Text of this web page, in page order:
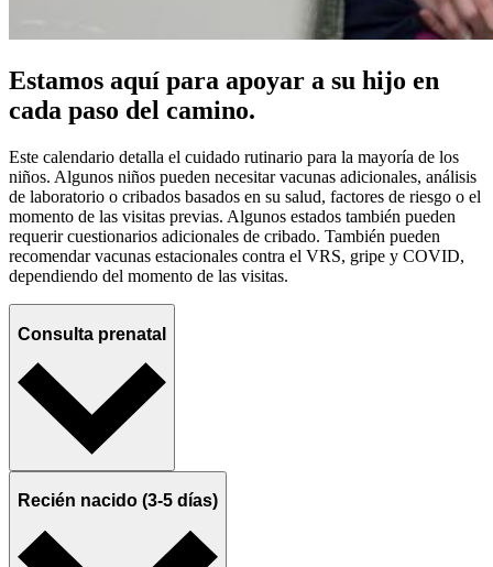
Estamos aquí para apoyar a su hijo en
cada paso del camino.
Este calendario detalla el cuidado rutinario para la mayoría de los
niños. Algunos niños pueden necesitar vacunas adicionales, análisis
de laboratorio o cribados basados en su salud, factores de riesgo o el
momento de las visitas previas. Algunos estados también pueden
requerir cuestionarios adicionales de cribado. También pueden
recomendar vacunas estacionales contra el VRS, gripe y COVID,
dependiendo del momento de las visitas.
Consulta prenatal
Recién nacido (3-5 días)